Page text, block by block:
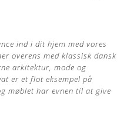
ind i dit hjem med vores
overens med klassisk dansk
arkitektur, mode og
er et flot eksempel på
møblet har evnen til at give